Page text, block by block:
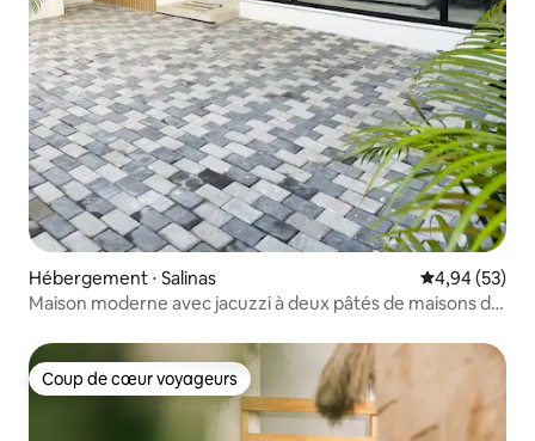
Hébergement ⋅ Salinas Évaluation
4,94 (53)
Maison moderne avec jacuzzi à deux pâtés de maisons de
Coup de cœur voyageurs
Coup de cœur voyageurs